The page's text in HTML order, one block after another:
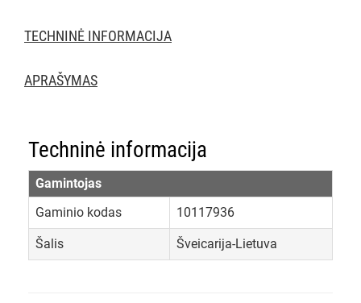
TECHNINĖ INFORMACIJA
APRAŠYMAS
Techninė informacija
Gamintojas
Gaminio kodas
10117936
Šalis Šveicarija-Lietuva